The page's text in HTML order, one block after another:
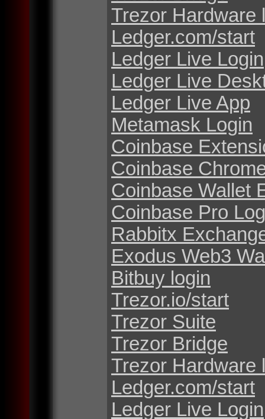
Trezor Hardware
Ledger.com/start
Ledger Live Login
Ledger Live
Ledger Live App
Metamask Login
Coinbase
Coinbase
Coinbase Wallet
Coinbase Pro
Rabbitx
Exodus Web3
Bitbuy login
Trezor.io/start
Trezor Suite
Trezor Bridge
Trezor Hardware
Ledger.com/start
Ledger Live Login